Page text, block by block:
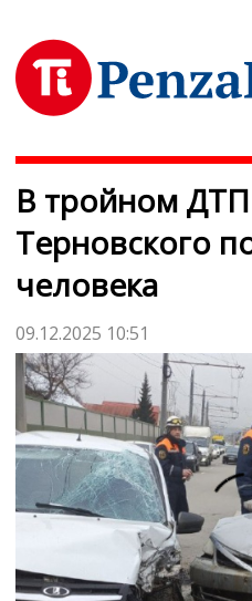
В тройном
Терновского
человека
09.12.2025 10:51